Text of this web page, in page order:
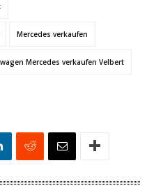
Mercedes verkaufen
Mercedes verkaufen Velbert